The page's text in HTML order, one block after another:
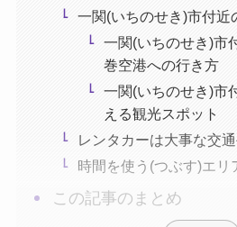
一関(いちのせき)市付近
一関(いちのせき)市
巻空港への行き方
一関(いちのせき)市
える観光スポット
レンタカーは大事な交
時間を使う(つぶす)エリ
この記事のまとめ